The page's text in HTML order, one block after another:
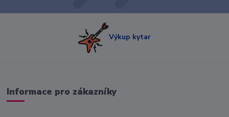
Výkup kytar
Informace pro zákazníky